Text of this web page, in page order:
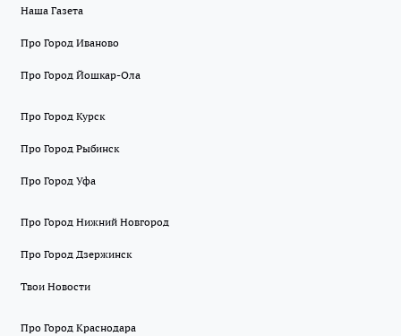
Наша Газета
Про Город Иваново
Про Город Йошкар-Ола
Про Город Курск
Про Город Рыбинск
Про Город Уфа
Про Город Нижний Новгород
Про Город Дзержинск
Твои Новости
Про Город Краснодара